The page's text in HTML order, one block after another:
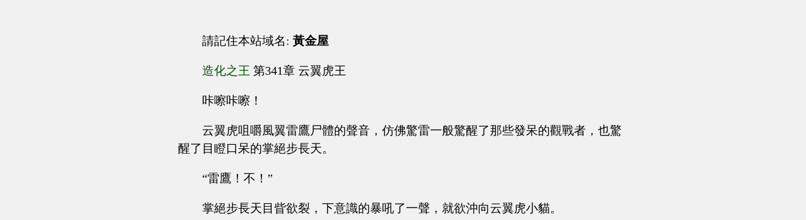
請記住本站域名: 黃金屋
造化之王 第341章 云翼虎王
咔嚓咔嚓！
云翼虎咀嚼風翼雷鷹尸體的聲音，仿佛驚雷一般驚醒了那些發呆的觀戰者，也驚
醒了目瞪口呆的掌絕步長天。
“雷鷹！不！”
掌絕步長天目眥欲裂，下意識的暴吼了一聲，就欲沖向云翼虎小貓。